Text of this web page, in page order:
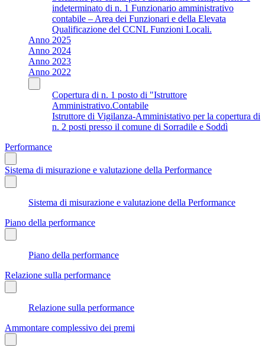
indeterminato di n. 1 Funzionario amministrativo
contabile – Area dei Funzionari e della Elevata
Qualificazione del CCNL Funzioni Locali.
Anno 2025
Anno 2024
Anno 2023
Anno 2022
Copertura di n. 1 posto di "Istruttore
Amministrativo.Contabile
Istruttore di Vigilanza-Amministativo per la copertura di
n. 2 posti presso il comune di Sorradile e Soddì
Performance
Sistema di misurazione e valutazione della Performance
Sistema di misurazione e valutazione della Performance
Piano della performance
Piano della performance
Relazione sulla performance
Relazione sulla performance
Ammontare complessivo dei premi